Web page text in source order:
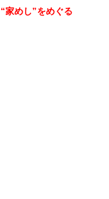
“家めし”をめぐる